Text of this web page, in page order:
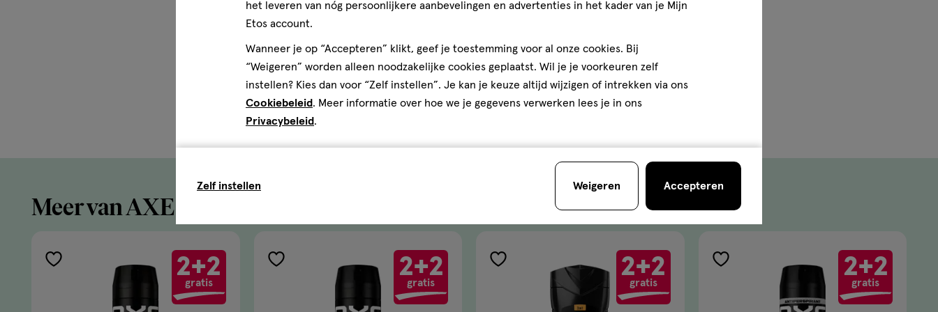
AXE helpt je om zonder twijfel jezelf te zijn, van top tot teen. Want als jij je fris voelt, straal je dat ook uit.
Shop AXE Lower Body Spray
Meer van AXE
2+2
gratis
toevoegen
2+2
gratis
toevoegen
2+2
gratis
toevoegen
2+2
gratis
toevoegen
het leveren van nóg persoonlijkere aanbevelingen en advertenties in het kader van je Mijn
Etos account.
Wanneer je op “Accepteren” klikt, geef je toestemming voor al onze cookies. Bij
“Weigeren” worden alleen noodzakelijke cookies geplaatst. Wil je je voorkeuren zelf
instellen? Kies dan voor “Zelf instellen”. Je kan je keuze altijd wijzigen of intrekken via ons
Cookiebeleid. Meer informatie over hoe we je gegevens verwerken lees je in ons
Privacybeleid.
Zelf instellen Weigeren Accepteren